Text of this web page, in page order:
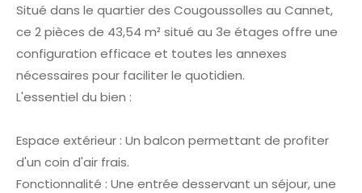
Situé dans le quartier des Cougoussolles au Cannet,
ce 2 pièces de 43,54 m² situé au 3e étages offre une
configuration efficace et toutes les annexes
nécessaires pour faciliter le quotidien.
L'essentiel du bien :
Espace extérieur : Un balcon permettant de profiter
d'un coin d'air frais.
Fonctionnalité : Une entrée desservant un séjour, une